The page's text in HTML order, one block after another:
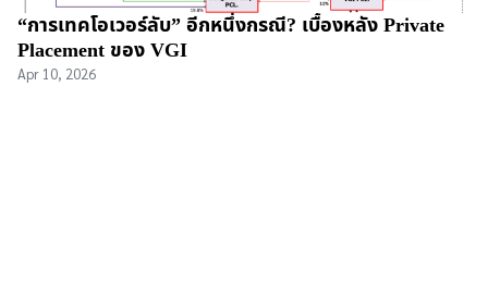
“การเทคโอเวอร์ลับ” อีกหนึ่งกรณี? เบื้องหลัง Private
Placement ของ VGI
Apr 10, 2026